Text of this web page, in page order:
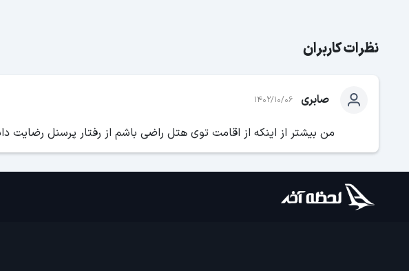
نظرات کاربران
صابری 1402/10/06
من بیشتر از اینکه از اقامت توی هتل راضی باشم از رفتار پرسنل رضایت